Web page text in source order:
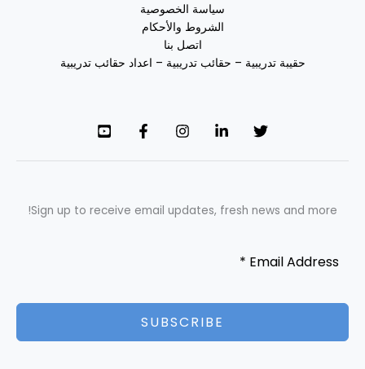
سياسة الخصوصية
الشروط والأحكام
اتصل بنا
حقيبة تدريبية – حقائب تدريبية – اعداد حقائب تدريبية
Sign up to receive email updates, fresh news and more!
SUBSCRIBE